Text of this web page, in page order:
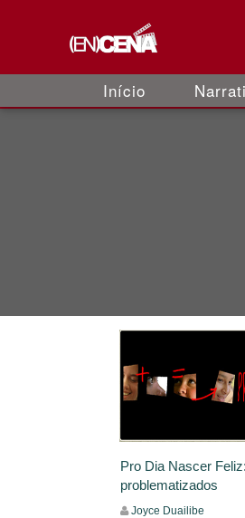
Início
Pro Dia Nascer
problematizados
Joyce Duailibe